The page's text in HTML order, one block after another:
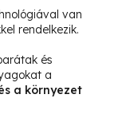
van
rendelkezik.
és
a
a környezet